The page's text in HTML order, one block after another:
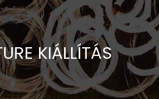
KIÁLLÍTÁS